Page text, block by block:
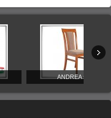
ANDREA szék